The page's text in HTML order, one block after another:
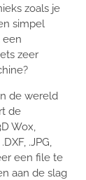
zoals je
simpel
een
zeer
de wereld
de
Wox,
.JPG,
een file te
aan de slag